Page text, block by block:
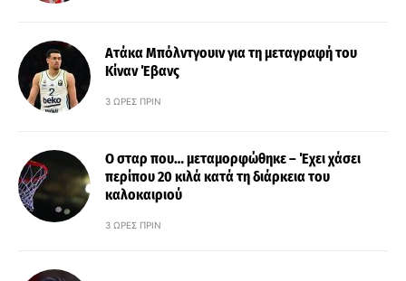
Ατάκα Μπόλντγουιν για τη μεταγραφή του
Κίναν Έβανς
3 ΏΡΕΣ ΠΡΙΝ
Ο σταρ που… μεταμορφώθηκε – Έχει χάσει
περίπου 20 κιλά κατά τη διάρκεια του
καλοκαιριού
3 ΏΡΕΣ ΠΡΙΝ